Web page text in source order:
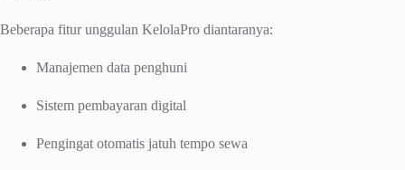
Beberapa fitur unggulan KelolaPro diantaranya:
Manajemen data penghuni
Sistem pembayaran digital
Pengingat otomatis jatuh tempo sewa